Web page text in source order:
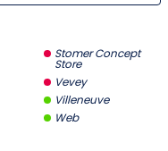
Stomer Concept
Store
Vevey
Villeneuve
Web